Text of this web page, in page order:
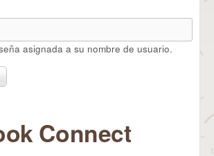
asignada a su nombre de usuario.
Connect